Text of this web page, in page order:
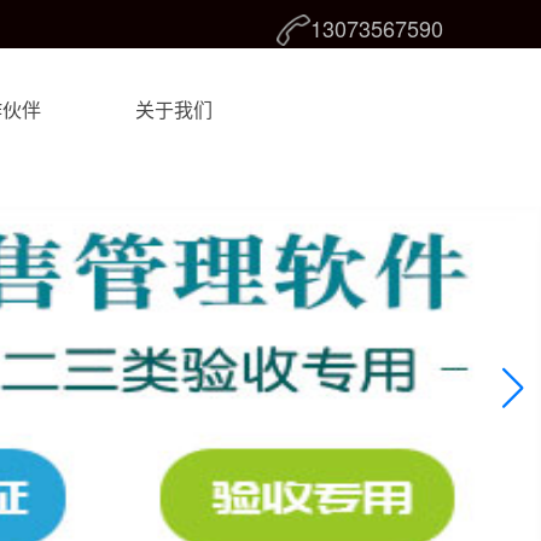
13073567590
伴 关于我们